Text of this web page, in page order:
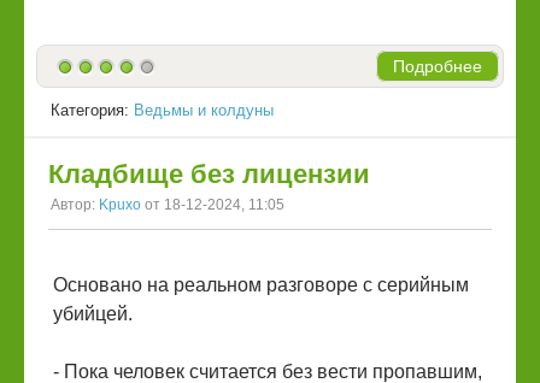
Подробнее
Категория: Ведьмы и колдуны
Кладбище без лицензии
Автор: Kpuxo от 18-12-2024, 11:05
Основано на реальном разговоре с серийным
убийцей.
- Пока человек считается без вести пропавшим,